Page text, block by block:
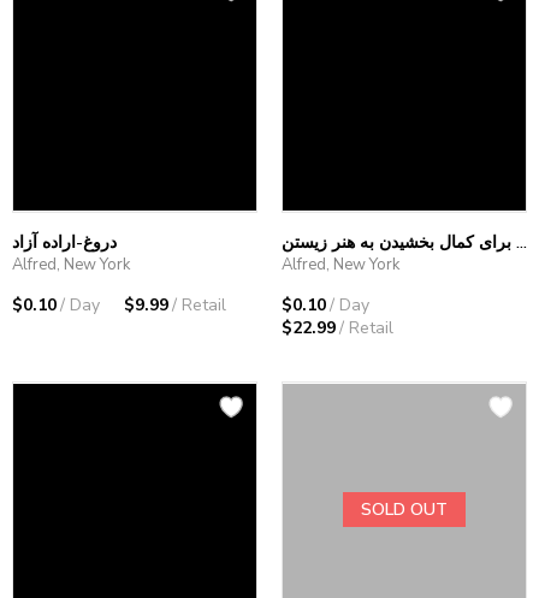
دروغ-اراده آزاد
Alfred, New York
$0.10/ Day $9.99/ Retail
زندگی خوب- سی گام فلسفی برای کمال بخشیدن به هنر زیستن
Alfred, New York
$0.10/ Day
$22.99/ Retail
SOLD OUT